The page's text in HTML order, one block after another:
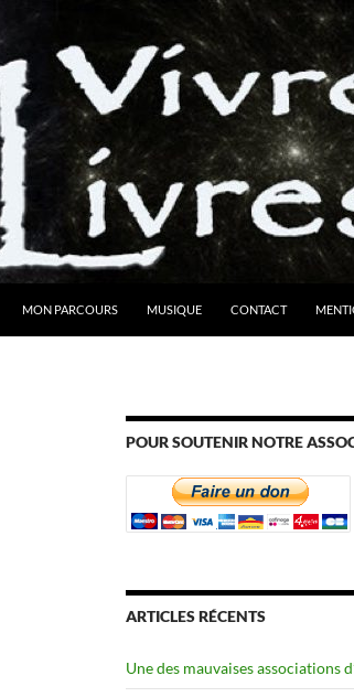
MON PARCOURS MUSIQUE CONTACT
POUR SOUTENIR NOTRE
ARTICLES RÉCENTS
Une des mauvaises associations